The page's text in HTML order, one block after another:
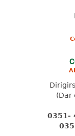
(Dar
0351-